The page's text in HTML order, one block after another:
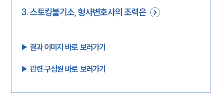
3.스토킹불기소, 형사변호사의 조력은
▶︎ 결과 이미지 바로 보러가기
▶︎ 관련 구성원 바로 보러가기